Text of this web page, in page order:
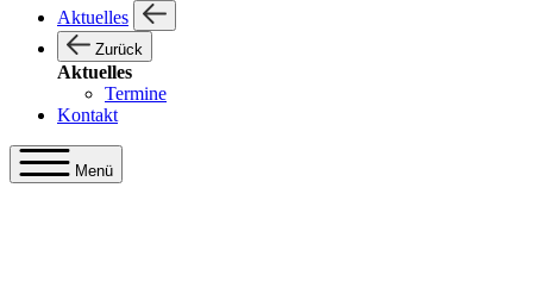
Aktuelles
Zurück
Aktuelles
Termine
Kontakt
Menü